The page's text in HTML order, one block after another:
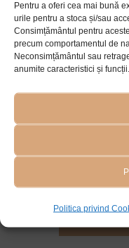
Pentru a oferi cea mai bună
urile pentru a stoca și/sau
Consimțământul pentru
precum comportamentul de
Neconsimțământul sau
anumite caracteristici și funcții.
Politica privind
ALUNIȚE
CLINIC
La Skin Laser Clinic,
esențială pentru
medic dermatolog,
celulelor și
identificarea